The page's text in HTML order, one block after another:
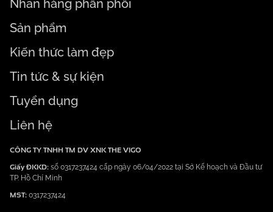
Nhãn hàng phân phối
Sản phẩm
Kiến thức làm đẹp
Tin tức & sự kiện
Tuyển dụng
Liên hệ
CÔNG TY TNHH TM DV XNK THE VIGO
Giấy ĐKKD: số 0317237424 cấp ngày 06/04/2022 tại Sở Kế hoạch và Đầu tư
TP. Hồ Chí Minh
MST: 0317237424